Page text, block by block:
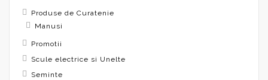
Produse de Curatenie
Manusi
Promotii
Scule electrice si Unelte
Seminte